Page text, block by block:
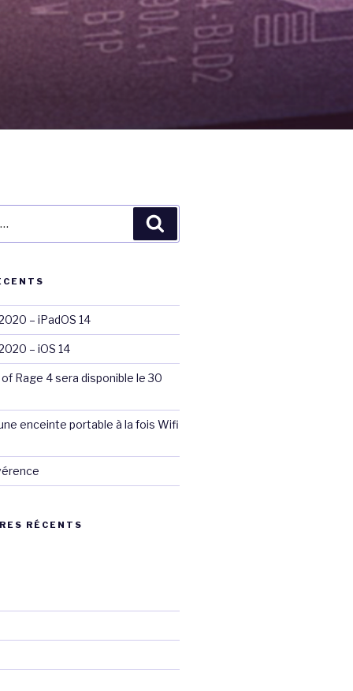
– iPadOS 14
– iOS 14
Rage 4 sera disponible le 30
enceinte portable à la fois Wifi
RÉCENTS